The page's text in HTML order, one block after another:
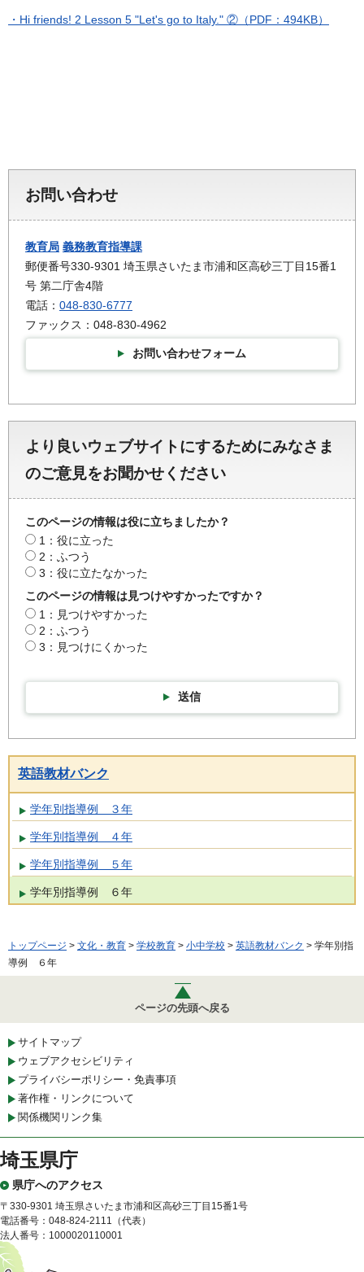
・Hi friends! 2 Lesson 5 "Let's go to Italy." ②（PDF：494KB）
お問い合わせ
教育局 義務教育指導課
郵便番号330-9301 埼玉県さいたま市浦和区高砂三丁目15番1
号 第二庁舎4階
電話： 048-830-6777
ファックス：048-830-4962
お問い合わせフォーム
より良いウェブサイトにするためにみなさま
のご意見をお聞かせください
このページの情報は役に立ちましたか？
1：役に立った
2：ふつう
3：役に立たなかった
このページの情報は見つけやすかったですか？
1：見つけやすかった
2：ふつう
3：見つけにくかった
送信
英語教材バンク
学年別指導例 ３年
学年別指導例 ４年
学年別指導例 ５年
学年別指導例 ６年
トップページ > 文化・教育 > 学校教育 > 小中学校 > 英語教材バンク > 学年別指
導例 ６年
ページの先頭へ戻る
サイトマップ
ウェブアクセシビリティ
プライバシーポリシー・免責事項
著作権・リンクについて
関係機関リンク集
埼玉県庁
県庁へのアクセス
〒330-9301 埼玉県さいたま市浦和区高砂三丁目15番1号
電話番号：048-824-2111（代表）
法人番号：1000020110001